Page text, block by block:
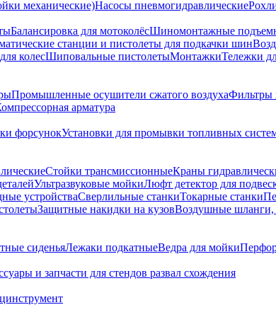
механические)Насосы пневмогидравлические
Балансировка для мотоколёсШиномонтажные
станции и пистолеты для подкачки шин
колесШиповальные пистолетыМонтажкиТележки
Промышленные осушители сжатого воздухаФильтры
арматура
форсунокУстановки для промывки топливных
Стойки трансмиссионныеКраны
Ультразвуковые мойкиЛюфт детектор для
устройстваСверлильные станкиТокарные станки
Защитные накидки на кузовВоздушные шланги,
сиденьяЛежаки подкатныеВедра для мойки
и запчасти для стендов развал схождения